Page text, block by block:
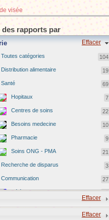
visée
des rapports par
Effacer
Toutes catégories 104
Distribution alimentaire 19
Santé 69
Hopitaux 7
Centres de soins 22
Besoins medecine 10
Pharmacie 9
Soins ONG - PMA 21
Recherche de disparus 3
Communication 27
Téléphonie mobile 10
Internet 17
Effacer
Effacer